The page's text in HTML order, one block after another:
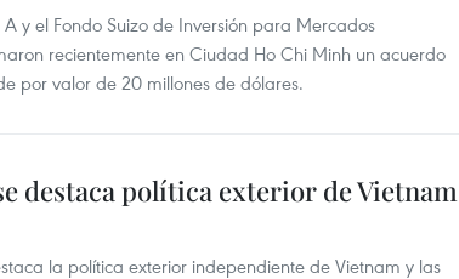
y el Fondo Suizo de Inversión para Mercados
recientemente en Ciudad Ho Chi Minh un acuerdo
por valor de 20 millones de dólares.
destaca política exterior de Vietnam
la política exterior independiente de Vietnam y las